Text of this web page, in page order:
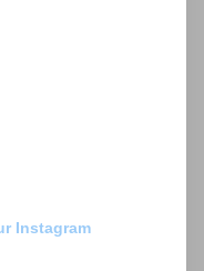
Instagram